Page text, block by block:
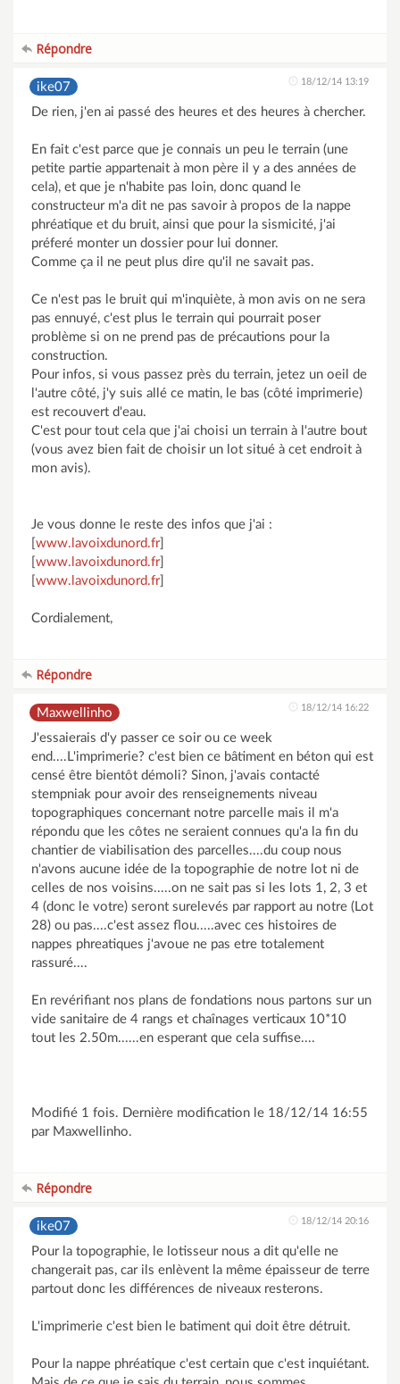
Répondre
ike07 18/12/14 13:19
De rien, j'en ai passé des heures et des heures à chercher.
En fait c'est parce que je connais un peu le terrain (une
petite partie appartenait à mon père il y a des années de
cela), et que je n'habite pas loin, donc quand le
constructeur m'a dit ne pas savoir à propos de la nappe
phréatique et du bruit, ainsi que pour la sismicité, j'ai
préferé monter un dossier pour lui donner.
Comme ça il ne peut plus dire qu'il ne savait pas.
Ce n'est pas le bruit qui m'inquiète, à mon avis on ne sera
pas ennuyé, c'est plus le terrain qui pourrait poser
problème si on ne prend pas de précautions pour la
construction.
Pour infos, si vous passez près du terrain, jetez un oeil de
l'autre côté, j'y suis allé ce matin, le bas (côté imprimerie)
est recouvert d'eau.
C'est pour tout cela que j'ai choisi un terrain à l'autre bout
(vous avez bien fait de choisir un lot situé à cet endroit à
mon avis).
Je vous donne le reste des infos que j'ai :
www.lavoixdunord.fr]
www.lavoixdunord.fr]
www.lavoixdunord.fr]
Cordialement,
Répondre
Maxwellinho 18/12/14 16:22
J'essaierais d'y passer ce soir ou ce week
end....L'imprimerie? c'est bien ce bâtiment en béton qui est
censé être bientôt démoli? Sinon, j'avais contacté
stempniak pour avoir des renseignements niveau
topographiques concernant notre parcelle mais il m'a
répondu que les côtes ne seraient connues qu'a la fin du
chantier de viabilisation des parcelles....du coup nous
n'avons aucune idée de la topographie de notre lot ni de
celles de nos voisins.....on ne sait pas si les lots 1, 2, 3 et
4 (donc le votre) seront surelevés par rapport au notre (Lot
28) ou pas....c'est assez flou.....avec ces histoires de
nappes phreatiques j'avoue ne pas etre totalement
rassuré....
En revérifiant nos plans de fondations nous partons sur un
vide sanitaire de 4 rangs et chaînages verticaux 10*10
tout les 2.50m......en esperant que cela suffise....
Modifié 1 fois. Dernière modification le 18/12/14 16:55
par Maxwellinho.
Répondre
ike07 18/12/14 20:16
Pour la topographie, le lotisseur nous a dit qu'elle ne
changerait pas, car ils enlèvent la même épaisseur de terre
partout donc les différences de niveaux resterons.
L'imprimerie c'est bien le batiment qui doit être détruit.
Pour la nappe phréatique c'est certain que c'est inquiétant.